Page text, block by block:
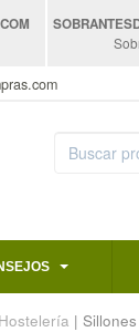
Hostelería |